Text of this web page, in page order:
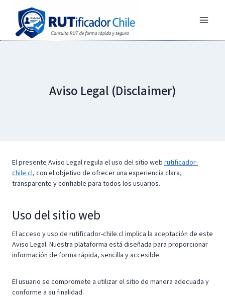
contenido
Aviso Legal (Disclaimer)
El presente Aviso Legal regula el uso del sitio web rutificador-
chile.cl, con el objetivo de ofrecer una experiencia clara,
transparente y confiable para todos los usuarios.
Uso del sitio web
El acceso y uso de rutificador-chile.cl implica la aceptación de este
Aviso Legal. Nuestra plataforma está diseñada para proporcionar
información de forma rápida, sencilla y accesible.
El usuario se compromete a utilizar el sitio de manera adecuada y
conforme a su finalidad.